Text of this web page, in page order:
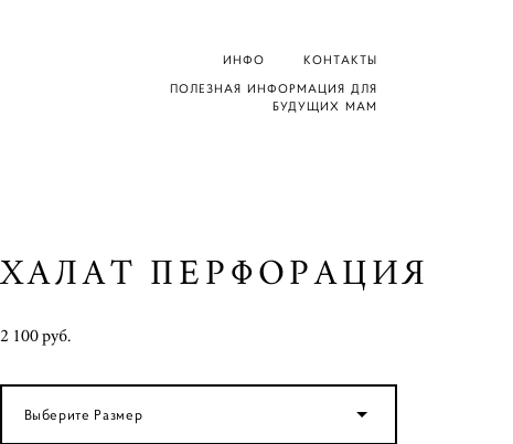
ИНФО
КОНТАКТЫ
ПОЛЕЗНАЯ ИНФОРМАЦИЯ ДЛЯ
БУДУЩИХ МАМ
ХАЛАТ ПЕРФОРАЦИЯ
2 100 pуб.
Выберите Размер